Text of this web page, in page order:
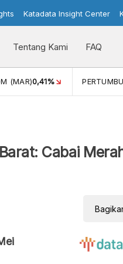
Katadata Insight Center
Tentang Kami FAQ
(MAR)0,41%
Cabai